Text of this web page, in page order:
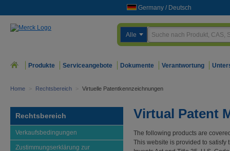
Germany / Deutsch
Alle
Produkte Serviceangebote Dokumente Verantwortung
Home > Rechtsbereich > Virtuelle Patentkennzeichnungen
Rechtsbereich
Verkaufsbedingungen
Zustimmungserklärung zur
Virtual Patent
The following products are
This website is provided to